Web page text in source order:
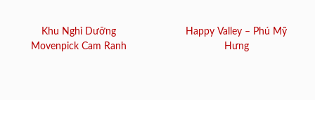
Khu Nghỉ Dưỡng
Movenpick Cam Ranh
Happy Valley – Phú Mỹ
Hưng